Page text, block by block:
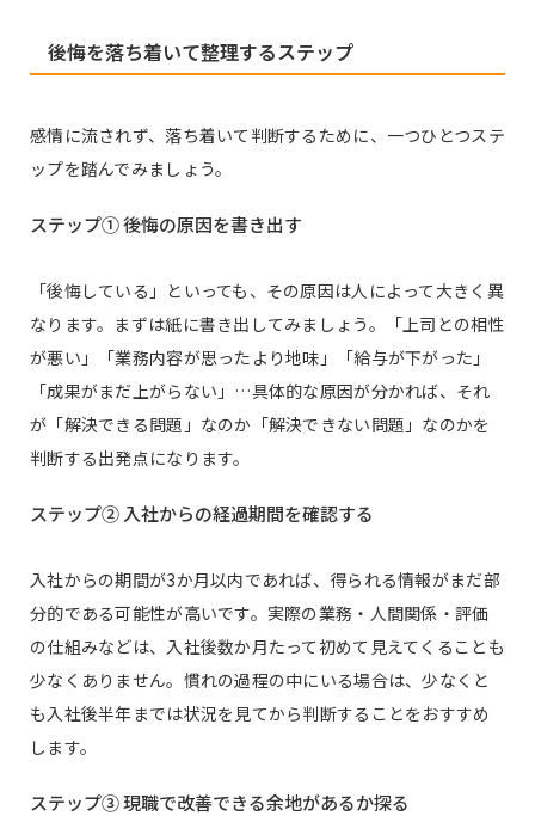
後悔を落ち着いて整理するステップ
感情に流されず、落ち着いて判断するために、一つひとつステ
ップを踏んでみましょう。
ステップ① 後悔の原因を書き出す
「後悔している」といっても、その原因は人によって大きく異
なります。まずは紙に書き出してみましょう。「上司との相性
が悪い」「業務内容が思ったより地味」「給与が下がった」
「成果がまだ上がらない」…具体的な原因が分かれば、それ
が「解決できる問題」なのか「解決できない問題」なのかを
判断する出発点になります。
ステップ② 入社からの経過期間を確認する
入社からの期間が3か月以内であれば、得られる情報がまだ部
分的である可能性が高いです。実際の業務・人間関係・評価
の仕組みなどは、入社後数か月たって初めて見えてくることも
少なくありません。慣れの過程の中にいる場合は、少なくと
も入社後半年までは状況を見てから判断することをおすすめ
します。
ステップ③ 現職で改善できる余地があるか探る